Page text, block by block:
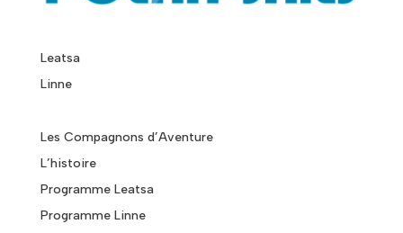
Leatsa
Linne
Les Compagnons d’Aventure
L’histoire
Programme Leatsa
Programme Linne